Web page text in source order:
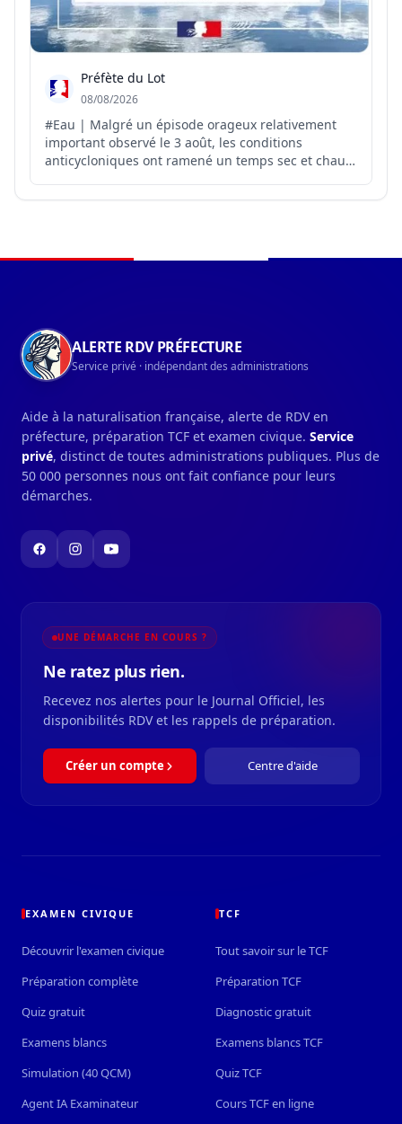
Préfète du Lot
08/08/2026
#Eau | Malgré un épisode orageux relativement
important observé le 3 août, les conditions
anticycloniques ont ramené un temps sec et chaud
de précipitations pour les prochains jours, hormis
ALERTE RDV PRÉFECTURE
Service privé · indépendant des administrations
Aide à la naturalisation française, alerte de RDV en
préfecture, préparation TCF et examen civique. Service
privé, distinct de toutes administrations publiques. Plus de
50 000 personnes nous ont fait confiance pour leurs
démarches.
UNE DÉMARCHE EN COURS ?
Ne ratez plus rien.
Recevez nos alertes pour le Journal Officiel, les
disponibilités RDV et les rappels de préparation.
Créer un compte Centre d'aide
EXAMEN CIVIQUE
Découvrir l'examen civique
Préparation complète
Quiz gratuit
Examens blancs
Simulation (40 QCM)
Agent IA Examinateur
TCF
Tout savoir sur le TCF
Préparation TCF
Diagnostic gratuit
Examens blancs TCF
Quiz TCF
Cours TCF en ligne